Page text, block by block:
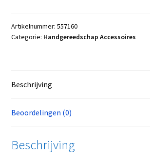
Artikelnummer: 557160
Categorie: Handgereedschap Accessoires
Beschrijving
Beoordelingen (0)
Beschrijving